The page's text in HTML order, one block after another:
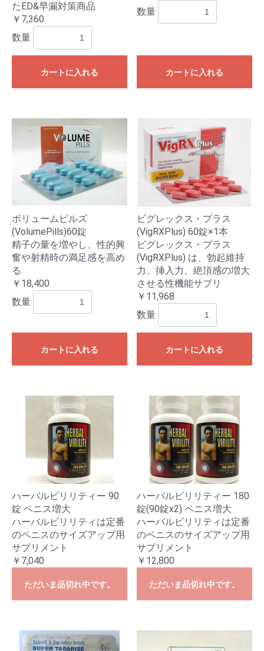
たED&早漏対策商品
￥7,360
数量
カートに入れる
数量
カートに入れる
ボリュームピルズ
(VolumePills)60錠
精子の量を増やし、性的興
奮や射精時の満足感を高め
る
￥18,400
数量
カートに入れる
ビグレックス・プラス
(VigRXPlus) 60錠×1本
ビグレックス・プラス
(VigRXPlus) は、勃起維持
力、挿入力、絶頂感の増大
させる性機能サプリ
￥11,968
数量
カートに入れる
ハーバルビリリティー 90
錠 ペニス増大
ハーバルビリリティは定番
のペニスのサイズアップ用
サプリメント
￥7,040
ただいま品切れ中です。
ハーバルビリリティー 180
錠(90錠x2) ペニス増大
ハーバルビリリティは定番
のペニスのサイズアップ用
サプリメント
￥12,800
ただいま品切れ中です。